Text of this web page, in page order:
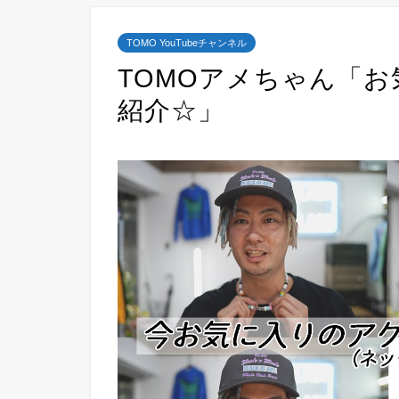
TOMO YouTubeチャンネル
TOMOアメちゃん「
紹介☆」